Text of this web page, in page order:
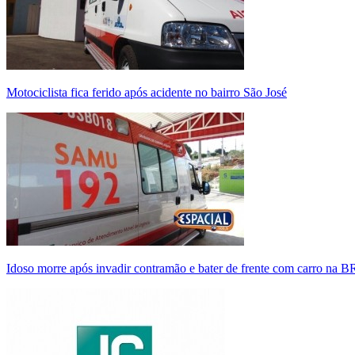
Motociclista fica ferido após acidente no bairro São José
Idoso morre após invadir contramão e bater de frente com carro na